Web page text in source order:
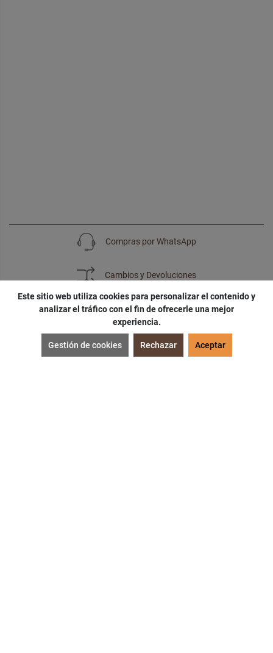
Compras por WhatsApp
Cambios y Devoluciones
SUSCRÍBETE
¡Accede acupones,ofertasynoticiasexclusivas!
Este sitio web utiliza cookies para personalizar el contenido y
analizar el tráfico con el fin de ofrecerle una mejor
experiencia.
Gestión de cookies Rechazar Aceptar